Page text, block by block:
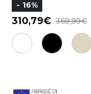
- 16%
310,79 369,99